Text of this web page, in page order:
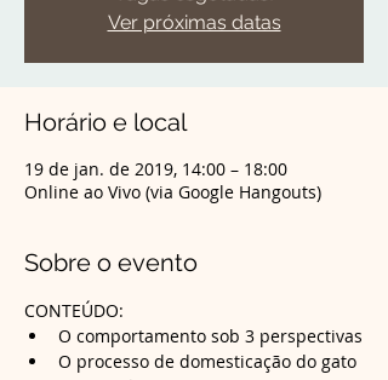
Ver próximas datas
Horário e local
19 de jan. de 2019, 14:00 – 18:00
Online ao Vivo (via Google Hangouts)
Sobre o evento
CONTEÚDO: